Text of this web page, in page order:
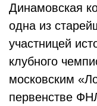
Динамовская
одна из
участницей
клубного
московским
первенстве